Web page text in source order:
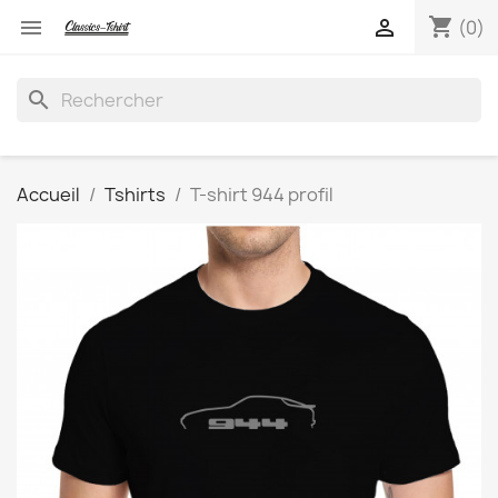
 shopping_cart (0)

search
Accueil Tshirts T-shirt 944 profil